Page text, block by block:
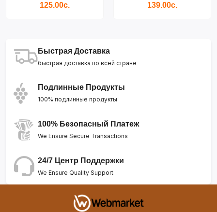
125.00с. 139.00с.
Быстрая Доставка
быстрая доставка по всей стране
Подлинные Продукты
100% подлинные продукты
100% Безопасный Платеж
We Ensure Secure Transactions
24/7 Центр Поддержки
We Ensure Quality Support